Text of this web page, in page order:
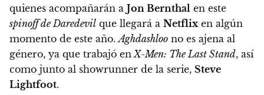
quienes acompañarán a Jon Bernthal en este
spinoff de Daredevil que llegará a Netflixen algún
momento de este año.Aghdashloo no es ajena al
género, ya que trabajó enX-Men: The Last Stand, así
como junto al showrunner de la serie, Steve
Lightfoot.